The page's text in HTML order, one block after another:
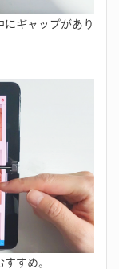
ギャップがあり
すめ。